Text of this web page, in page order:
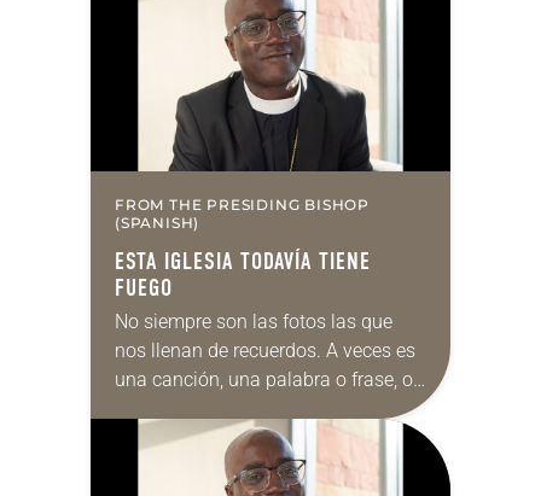
Court issued a decision that…
FROM THE PRESIDING BISHOP
(SPANISH)
ESTA IGLESIA TODAVÍA TIENE
FUEGO
No siempre son las fotos las que
nos llenan de recuerdos. A veces es
una canción, una palabra o frase, o